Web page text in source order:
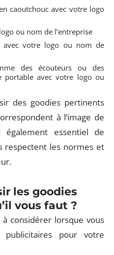
caoutchouc avec votre logo
ou nom de l’entreprise
avec votre logo ou nom de
des écouteurs ou des
portable avec votre logo ou
des goodies pertinents
à l’image de
essentiel de
respectent les normes et
les goodies
vous faut ?
considérer lorsque vous
publicitaires pour votre